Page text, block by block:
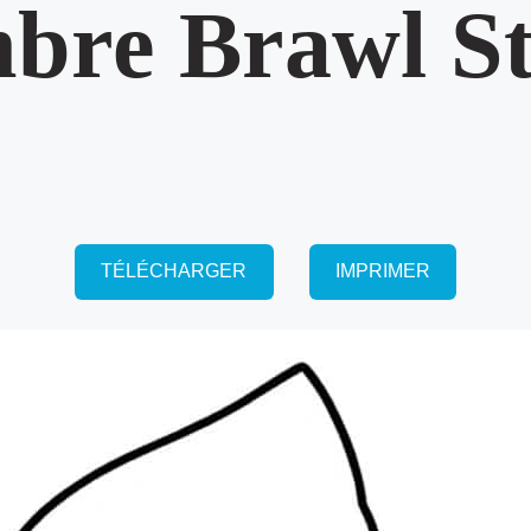
Brawl
TÉLÉCHARGER IMPRIMER